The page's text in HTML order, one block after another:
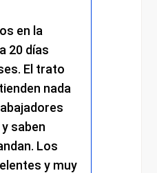
en la
20 días
El trato
nada
saben
Los
y muy